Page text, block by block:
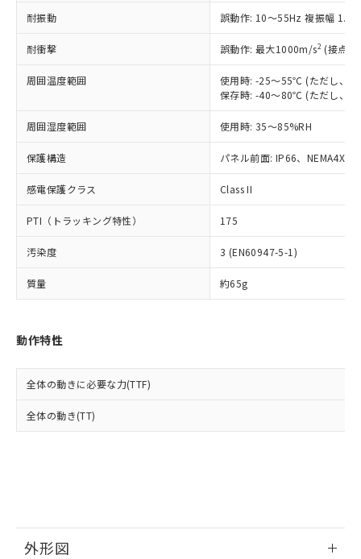
耐振動 誤動作: 10～55Hz 複振幅
耐衝撃 誤動作: 最大1000m/s2 (接点
周囲温度範囲
使用時: -25～55℃ (ただし、氷
保存時: -40～80℃ (ただし、氷
周囲湿度範囲 使用時: 35～85%RH
保護構造 パネル前面: IP66、NEMA4X,
感電保護クラス Class II
PTI（トラッキング特性） 175
汚染度 3 (EN60947-5-1)
質量 約65g
動作特性
全体の動きに必要な力(TTF)
全体の動き(TT)
外形図
記載している更新日時点での社内デー
タに基づき作成されるものであり、閲
覧された時点での実際の在庫および標
準価格とは異なる場合があることをご
正式な納期状況および標準価格はお客
様のお取引先、またはお客様担当のオ
ムロン制御機器販売店・当社販売員に
オムロン制御機器販売店や当社販売拠
販売ネットワーク
」をご確認
ください。
在庫状況および標準価格結果を当社の
事前の承諾なく第三者に漏洩または開
示しないようお願いします。
マイパーツ機能（部品リスト作成サー
ビス）をご利用いただくには、I-Web
メンバーズにご登録されている必要が
および当社の共同利用者が、当社の製
品・サービスに関するお客様との取
をご了承ください。
※当社の共同利用者とは、"個人情報
鉛(Pb) 1000ppm以下、 水銀(Hg) 1000ppm以下、 カド
六価クロム(Cr(Ⅵ)) 1000ppm以下、ポリ臭化ビフェニル
類(PBB) 1000ppm以下、ポリ臭化ジフェニルエーテル類
(PBDE) 1000ppm以下、フタル酸ビス(2-エチルヘキシ
ル) (DEHP)(別名：DOP) 1000ppm以下、フタル酸ブチ
ルベンジル（BBP） 1000ppm以下、フタル酸ジブチル
（DBP） 1000ppm以下、フタル酸ジイソブチル
(DIBP) 1000ppm以下
但し、RoHS指令で産業用監視および制御機器に対する
適用除外項目は除く。
フタル酸エステル類の４物質については閾値を超える意
図的な使用がないことを確認しています。
※2 対応予定月
部品在庫の切り替え状況などにより、予定
月が前後することがあります。
下記の非含有証明書をダウンロードするこ
とができます。
EU RoHS指令（10物質）の非含有証明書
物質の対応では、対応完了までの期間は出
荷製品に未対応品が混在することから備考
*中国RoHS10物質の基準値 (GB/T26572)：
Pb(鉛) :1000ppm、 Hg(水銀) : 1000ppm、 Cd(カドミウ
Cr(Ⅵ)(六価クロム) : 1000ppm、 PBBs(ポリ臭化ビフェ
ニル類) : 1000ppm、 PBDEs(ポリ臭化ジフェニルエーテ
ル) : 1000ppm、
DEHP(フタル酸ビス(2-エチルヘキシル)) : 1000ppm
※2 環境保護使用期限
「ｅ」：有害物質（10物質）のすべてが基
準値以下であることを示します。
「10」：通常の使用状況下において有害物
質が外部に漏えいし、環境に深刻な影響を
及ぼさない年数を意味します。
（以下｢規制貨物等」という）を輸出
または国外への提供する場合は、日本
国政府の輸出許可(または役務取引許
可)を取得するなどの必要な手続きを
当社は規制貨物を破棄する場合は、完
全に破砕するなど、違法に輸出されな
いよう必要な手段を講じます。
当社は貴社製品を、核兵器、ミサイ
ル、化学兵器、生物兵器またはその他
武器並びにこれらの製造装置等に一切
使用いたしません。
当社は、貴社製品を第三者に販売する
場合は、上記1、2および3の内容を当
該第三者に通知します。また当社は、
販売先および販売に係わる関係者が違
法に輸出するおそれがある場合は、取
り引きをいたしません。
○ 一定数以上の在庫あり
△ 一定数には満たないが在庫あり
在庫なし(最新の在庫状況につ
いては、お客様のお取引先、ま
たはお客様担当のオムロン制御
機器販売店・当社販売員にご確
認ください)
受注生産機種、また在庫状況の
情報を公開していない機種